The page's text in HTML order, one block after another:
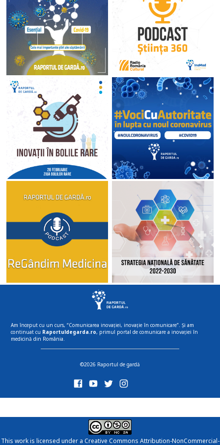
Am început cu un curs, “Comunicarea inovației, inovație în comunicare”. Și am
continuat cu Raportuldegarda.ro, primul portal de comunicare a inovației în
medicină din România.
©2026 Raportul de gardă
This work is licensed under a Creative Commons Attribution-NonCommercial-